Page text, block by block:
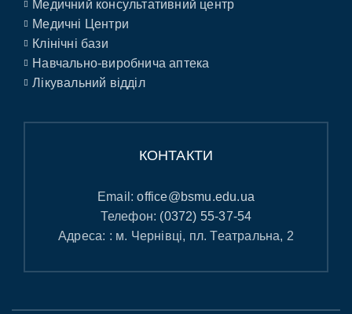
Медичний консультативний центр
Медичні Центри
Клінічні бази
Навчально-виробнича аптека
Лікувальний відділ
КОНТАКТИ
Email:office@bsmu.edu.ua
Телефон: (0372) 55-37-54
Адреса: : м. Чернівці, пл. Театральна, 2